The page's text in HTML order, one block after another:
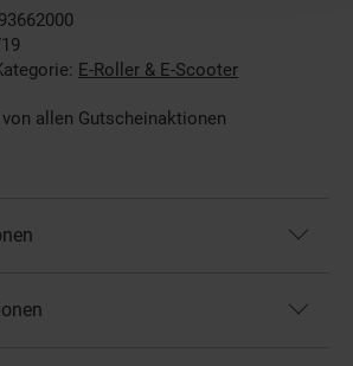
E-Roller & E-Scooter
allen Gutscheinaktionen